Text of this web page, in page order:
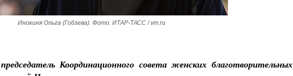
Инокиня Ольга (Гобзева). Фото: ИТАР-ТАСС / vm.ru
Координационного совета женских благотворительных